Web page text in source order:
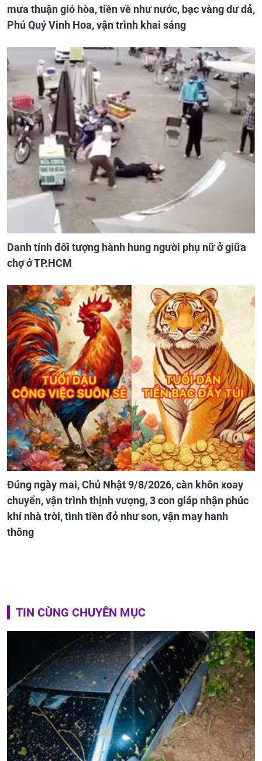
mưa thuận gió hòa, tiền về như nước, bạc vàng dư dả,
Phú Quý Vinh Hoa, vận trình khai sáng
Danh tính đối tượng hành hung người phụ nữ ở giữa
chợ ở TP.HCM
Đúng ngày mai, Chủ Nhật 9/8/2026, càn khôn xoay
chuyển, vận trình thịnh vượng, 3 con giáp nhận phúc
khí nhà trời, tình tiền đỏ như son, vận may hanh
thông
TIN CÙNG CHUYÊN MỤC